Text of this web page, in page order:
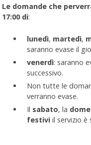
Le domande che
17:00 di:
lunedì, martedì,
saranno evase il
venerdì: saranno
successivo.
Non tutte le
verranno evase.
Il sabato, la
festiviil servizio è